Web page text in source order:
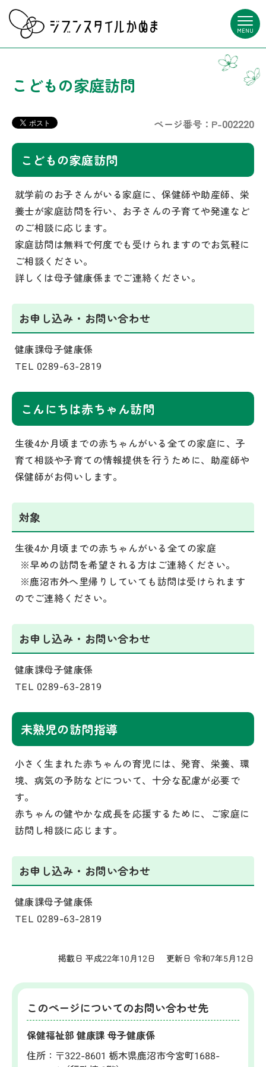
MENU
こどもの家庭訪問
ページ番号：P-002220
こどもの家庭訪問
就学前のお子さんがいる家庭に、保健師や助産師、栄
養士が家庭訪問を行い、お子さんの子育てや発達など
のご相談に応じます。
家庭訪問は無料で何度でも受けられますのでお気軽に
ご相談ください。
詳しくは母子健康係までご連絡ください。
お申し込み・お問い合わせ
健康課母子健康係
TEL 0289-63-2819
こんにちは赤ちゃん訪問
生後4か月頃までの赤ちゃんがいる全ての家庭に、子
育て相談や子育ての情報提供を行うために、助産師や
保健師がお伺いします。
対象
生後4か月頃までの赤ちゃんがいる全ての家庭
※早めの訪問を希望される方はご連絡ください。
※鹿沼市外へ里帰りしていても訪問は受けられます
のでご連絡ください。
お申し込み・お問い合わせ
健康課母子健康係
TEL 0289-63-2819
未熟児の訪問指導
小さく生まれた赤ちゃんの育児には、発育、栄養、環
境、病気の予防などについて、十分な配慮が必要で
す。
赤ちゃんの健やかな成長を応援するために、ご家庭に
訪問し相談に応じます。
お申し込み・お問い合わせ
健康課母子健康係
TEL 0289-63-2819
掲載日 平成22年10月12日 更新日 令和7年5月12日
このページについてのお問い合わせ先
保健福祉部 健康課 母子健康係
住所： 〒322-8601 栃木県鹿沼市今宮町1688-